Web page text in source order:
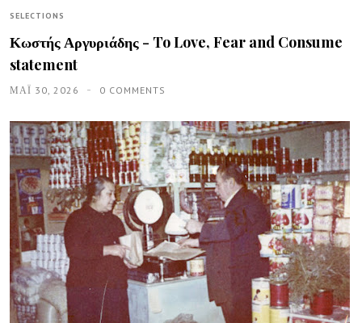
SELECTIONS
Κωστής Αργυριάδης - To Love, Fear and Consume
statement
ΜΑΪ́ 30, 2026 0 COMMENTS